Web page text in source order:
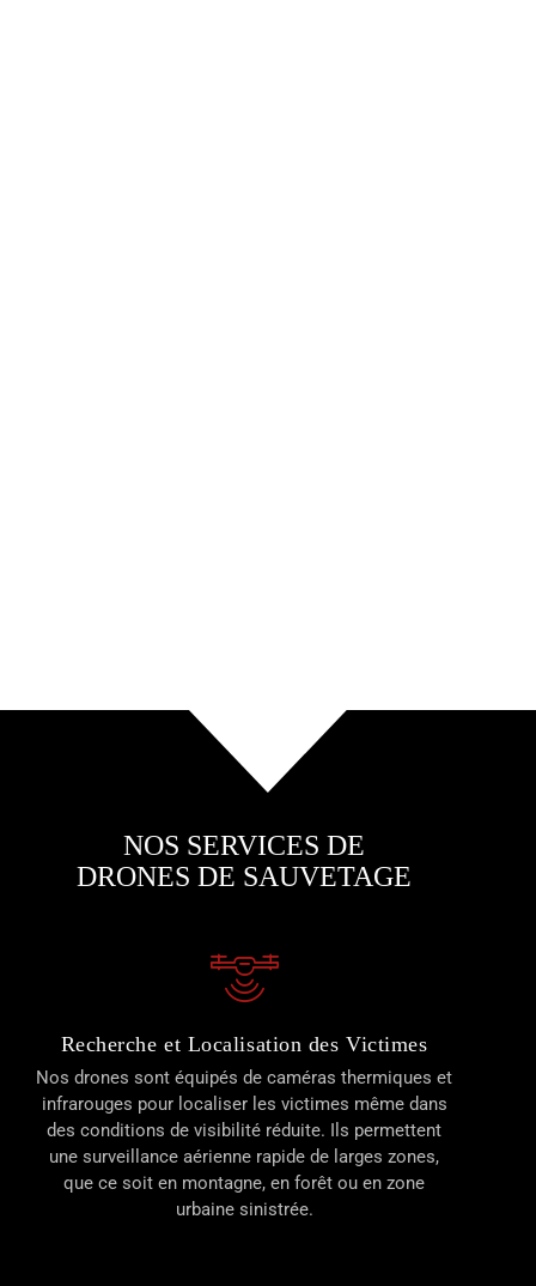
NOS SERVICES DE
DRONES DE SAUVETAGE
Recherche et Localisation des Victimes
Nos drones sont équipés de caméras thermiques et
infrarouges pour localiser les victimes même dans
des conditions de visibilité réduite. Ils permettent
une surveillance aérienne rapide de larges zones,
que ce soit en montagne, en forêt ou en zone
urbaine sinistrée.